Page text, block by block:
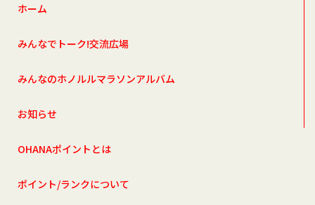
ホーム
みんなでトーク!交流広場
みんなのホノルルマラソンアルバム
お知らせ
OHANAポイントとは
ポイント/ランクについて